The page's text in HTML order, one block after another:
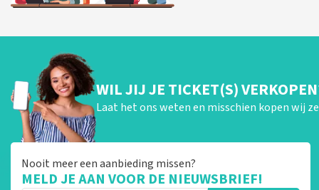
WIL JIJ JE TICKET(S)
Laat het ons weten en misschien kopen wij
Nooit meer een aanbieding missen?
MELD JE AAN VOOR DE NIEUWSBRIEF!